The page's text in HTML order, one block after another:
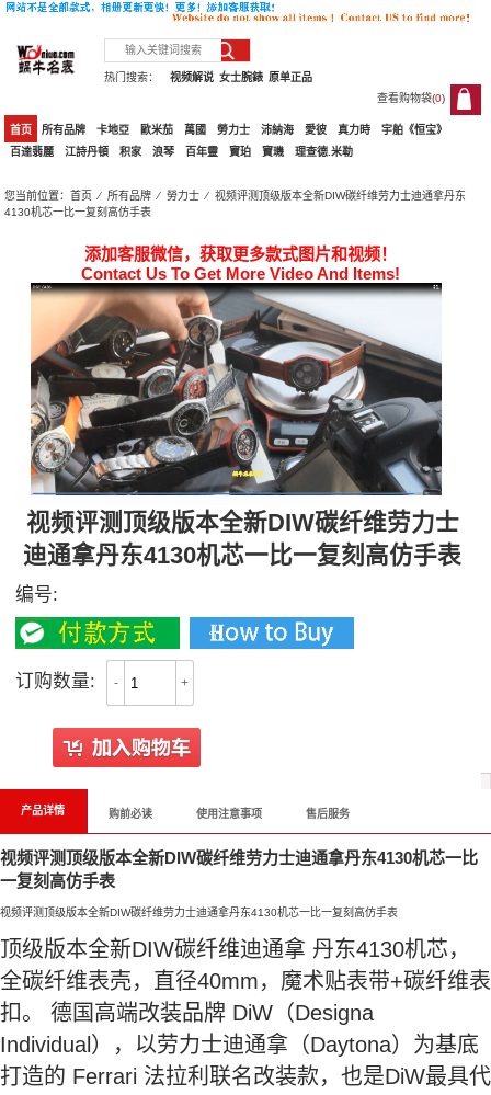
热门搜索： 原单正品
女士腕錶
视频解说
查看购物袋(0)
0
首页 所有品牌 卡地亞 歐米茄 萬國 勞力士 沛納海 愛彼 真力時
宇舶《恒宝》
百達翡麗
江詩丹頓 积家 浪琴 百年靈 寶珀 寶璣 理查德.米勒
您当前位置：首页 ⁄所有品牌 ⁄勞力士 ⁄ 视频评测顶级版本全新DIW碳纤维劳力士迪通拿丹东
4130机芯一比一复刻高仿手表
添加客服微信，获取更多款式图片和视频！
Contact Us To Get More Video And Items!
视频评测顶级版本全新DIW碳纤维劳力士
迪通拿丹东4130机芯一比一复刻高仿手表
编号:
订购数量: - +
产品详情 购前必读 使用注意事项 售后服务
视频评测顶级版本全新DIW碳纤维劳力士迪通拿丹东4130机芯一比
一复刻高仿手表
视频评测顶级版本全新DIW碳纤维劳力士迪通拿丹东4130机芯一比一复刻高仿手表
顶级版本全新DIW碳纤维迪通拿 丹东4130机芯，
全碳纤维表壳，直径40mm，魔术贴表带+碳纤维表
扣。 德国高端改装品牌 DiW（Designa
Individual），以劳力士迪通拿（Daytona）为基底
打造的 Ferrari 法拉利联名改装款，也是DiW最具代